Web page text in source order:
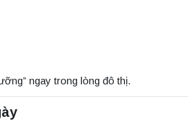
ngay trong lòng đô thị.